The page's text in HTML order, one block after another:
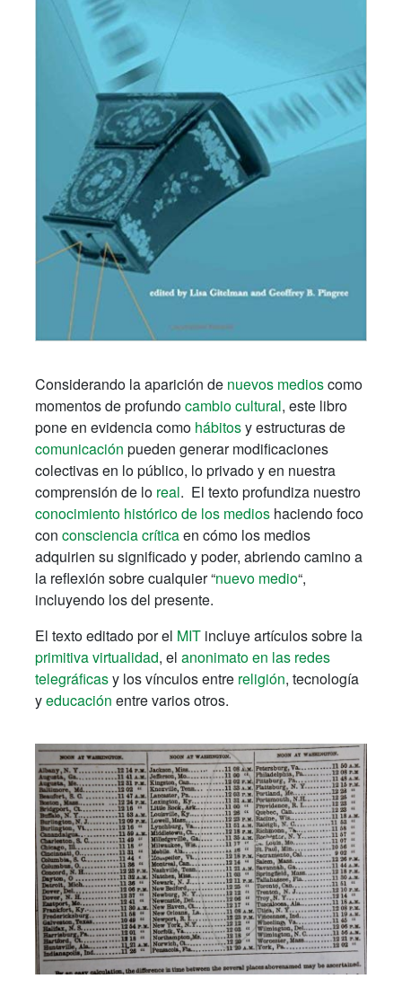
Considerando la aparición de nuevos medioscomo
momentos de profundocambio cultural, este libro
pone en evidencia como hábitosy estructuras de
comunicación pueden generar modificaciones
colectivas en lo público, lo privado y en nuestra
comprensión de lo real. El texto profundiza nuestro
conocimiento histórico de los medios haciendo foco
con consciencia críticaen cómo los medios
adquirien su significado y poder, abriendo camino a
la reflexión sobre cualquier “nuevo medio“,
incluyendo los del presente.
El texto editado por el MIT incluye artículos sobre la
primitiva virtualidad, el anonimato en las redes
telegráficasy los vínculos entre religión, tecnología
yeducación entre varios otros.